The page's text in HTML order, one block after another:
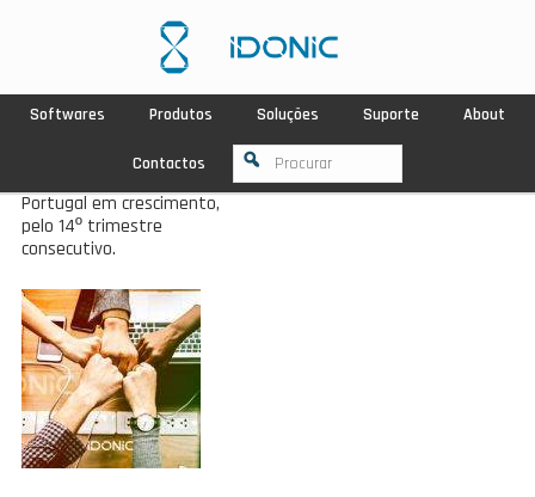
Softwares Produtos Soluções Suporte About
Contactos
Portugal em crescimento,
pelo 14º trimestre
consecutivo.